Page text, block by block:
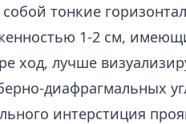
тонкие
1-2 см,
ход, лучше
диафрагмальных
интерстиция